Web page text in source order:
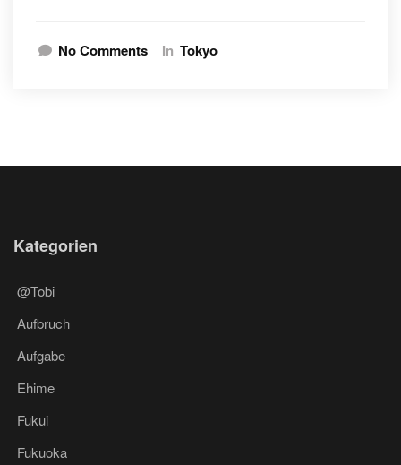
No Comments In Tokyo
Kategorien
@Tobi
Aufbruch
Aufgabe
Ehime
Fukui
Fukuoka